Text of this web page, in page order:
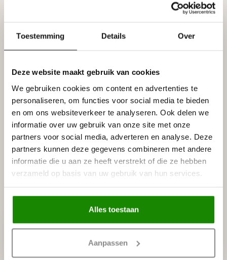
Toestemming Details Over
Deze website maakt gebruik van cookies
We gebruiken cookies om content en advertenties te
personaliseren, om functies voor social media te bieden
en om ons websiteverkeer te analyseren. Ook delen we
informatie over uw gebruik van onze site met onze
partners voor social media, adverteren en analyse. Deze
partners kunnen deze gegevens combineren met andere
informatie die u aan ze heeft verstrekt of die ze hebben
verzameld op basis van uw gebruik van hun services.
Alles toestaan
Aanpassen
Specificaties
Reviews
Gerelateerde producten
NMC
NMC Adefix lijmkoker 310 ml
Op voorraad
€8,95
Recent bekeken